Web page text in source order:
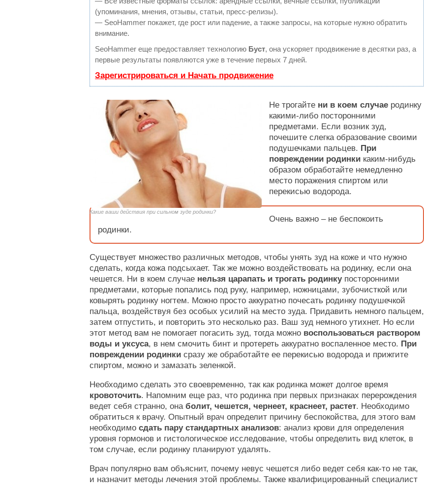
(упоминания, мнения, отзывы, статьи, пресс-релизы).
— SeoHammer покажет, где рост или падение, а также запросы, на которые нужно обратить
внимание.
SeoHammer еще предоставляет технологию Буст, она ускоряет продвижение в десятки раз, а
первые результаты появляются уже в течение первых 7 дней.
Зарегистрироваться и Начать продвижение
Какие ваши действия при сильном зуде родинки?
Не трогайте ни в коем случае родинку
какими-либо посторонними
предметами. Если возник зуд,
почешите слегка образование своими
подушечками пальцев. При
повреждении родинки каким-нибудь
образом обработайте немедленно
место поражения спиртом или
перекисью водорода.
Очень важно – не беспокоить
родинки.
Существует множество различных методов, чтобы унять зуд на коже и что нужно
сделать, когда кожа подсыхает. Так же можно воздействовать на родинку, если она
чешется. Ни в коем случае нельзя царапать и трогать родинкупосторонними
предметами, которые попались под руку, например, ножницами, зубочисткой или
ковырять родинку ногтем. Можно просто аккуратно почесать родинку подушечкой
пальца, воздействуя без особых усилий на место зуда. Придавить немного пальцем,
затем отпустить, и повторить это несколько раз. Ваш зуд немного утихнет. Но если
этот метод вам не помогает погасить зуд, тогда можно воспользоваться раствором
воды и уксуса, в нем смочить бинт и протереть аккуратно воспаленное место. При
повреждении родинки сразу же обработайте ее перекисью водорода и прижгите
спиртом, можно и замазать зеленкой.
Необходимо сделать это своевременно, так как родинка может долгое время
кровоточить. Напомним еще раз, что родинка при первых признаках перерождения
ведет себя странно, она болит, чешется, чернеет, краснеет, растет. Необходимо
обратиться к врачу. Опытный врач определит причину беспокойства, для этого вам
необходимо сдать пару стандартных анализов: анализ крови для определения
уровня гормонов и гистологическое исследование, чтобы определить вид клеток, в
том случае, если родинку планируют удалять.
Врач популярно вам объяснит, почему невус чешется либо ведет себя как-то не так,
и назначит методы лечения этой проблемы. Также квалифицированный специалист